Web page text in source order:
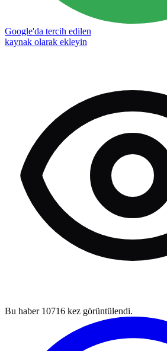
Google'da tercih edilen
kaynak olarak ekleyin
Bu haber 10716 kez görüntülendi.